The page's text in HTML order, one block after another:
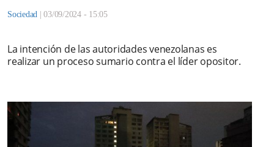
Sociedad |03/09/2024 - 15:05
La intención de las autoridades venezolanas es
realizar un proceso sumario contra el líder opositor.